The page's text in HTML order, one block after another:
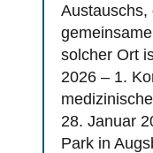
Austauschs,
solcher Ort
2026 – 1.
28. Januar
Park in